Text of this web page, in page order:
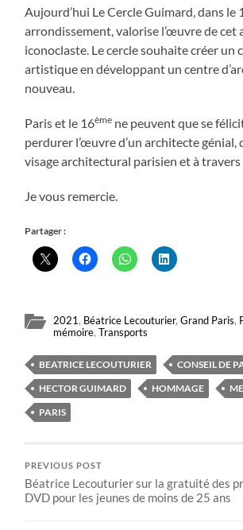
Aujourd’hui Le Cercle Guimard, dans le
arrondissement, valorise l’œuvre de cet
iconoclaste. Le cercle souhaite créer un
artistique en développant un centre
nouveau.
Paris et le 16ème ne peuvent que se
perdurer l’œuvre d’un architecte génial,
visage architectural parisien et à travers
Je vous remercie.
Partager :
2021, Béatrice Lecouturier,Grand Paris,
mémoire,Transports
BEATRICE LECOUTURIER
CONSEIL DE
HECTOR GUIMARD
HOMMAGE
PARIS
PREVIOUS POST
Béatrice Lecouturier sur la gratuité des
DVD pour les jeunes de moins de 25 ans